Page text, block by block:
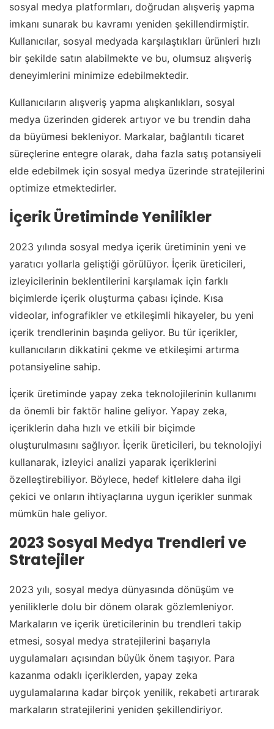
sosyal medya platformları, doğrudan alışveriş yapma
imkanı sunarak bu kavramı yeniden şekillendirmiştir.
Kullanıcılar, sosyal medyada karşılaştıkları ürünleri hızlı
bir şekilde satın alabilmekte ve bu, olumsuz alışveriş
deneyimlerini minimize edebilmektedir.
Kullanıcıların alışveriş yapma alışkanlıkları, sosyal
medya üzerinden giderek artıyor ve bu trendin daha
da büyümesi bekleniyor. Markalar, bağlantılı ticaret
süreçlerine entegre olarak, daha fazla satış potansiyeli
elde edebilmek için sosyal medya üzerinde stratejilerini
optimize etmektedirler.
İçerik Üretiminde Yenilikler
2023 yılında sosyal medya içerik üretiminin yeni ve
yaratıcı yollarla geliştiği görülüyor. İçerik üreticileri,
izleyicilerinin beklentilerini karşılamak için farklı
biçimlerde içerik oluşturma çabası içinde. Kısa
videolar, infografikler ve etkileşimli hikayeler, bu yeni
içerik trendlerinin başında geliyor. Bu tür içerikler,
kullanıcıların dikkatini çekme ve etkileşimi artırma
potansiyeline sahip.
İçerik üretiminde yapay zeka teknolojilerinin kullanımı
da önemli bir faktör haline geliyor. Yapay zeka,
içeriklerin daha hızlı ve etkili bir biçimde
oluşturulmasını sağlıyor. İçerik üreticileri, bu teknolojiyi
kullanarak, izleyici analizi yaparak içeriklerini
özelleştirebiliyor. Böylece, hedef kitlelere daha ilgi
çekici ve onların ihtiyaçlarına uygun içerikler sunmak
mümkün hale geliyor.
2023 Sosyal Medya Trendleri ve
Stratejiler
2023 yılı, sosyal medya dünyasında dönüşüm ve
yeniliklerle dolu bir dönem olarak gözlemleniyor.
Markaların ve içerik üreticilerinin bu trendleri takip
etmesi, sosyal medya stratejilerini başarıyla
uygulamaları açısından büyük önem taşıyor. Para
kazanma odaklı içeriklerden, yapay zeka
uygulamalarına kadar birçok yenilik, rekabeti artırarak
markaların stratejilerini yeniden şekillendiriyor.